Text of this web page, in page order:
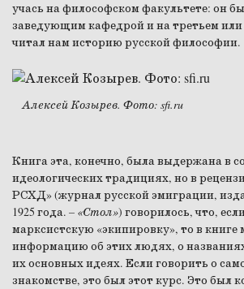
учась на философском факультете: он
заведующим кафедрой и на третьем или
читал нам историю русской философии.
Алексей Козырев. Фото: sfi.ru
Книга эта, конечно, была выдержана в
идеологических традициях, но в
РСХД» (журнал русской эмиграции,
1925 года. – «Стол») говорилось, что,
марксистскую «экипировку», то в
информацию об этих людях, о
их основных идеях. Если говорить о
знакомстве, это был этот курс. Это был